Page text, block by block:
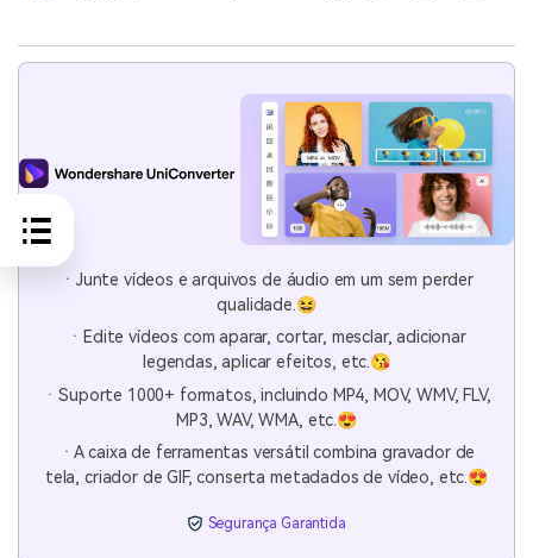
ㆍJunte vídeos e arquivos de áudio em um sem perder
qualidade.😆
ㆍEdite vídeos com aparar, cortar, mesclar, adicionar
legendas, aplicar efeitos, etc.😘
ㆍSuporte 1000+ formatos, incluindo MP4, MOV, WMV, FLV,
MP3, WAV, WMA, etc.😍
ㆍA caixa de ferramentas versátil combina gravador de
tela, criador de GIF, conserta metadados de vídeo, etc.😍
Segurança Garantida